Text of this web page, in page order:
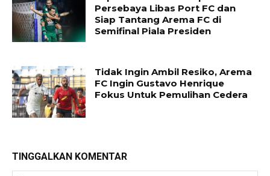
Persebaya Libas Port FC dan
Siap Tantang Arema FC di
Semifinal Piala Presiden
Tidak Ingin Ambil Resiko, Arema
FC Ingin Gustavo Henrique
Fokus Untuk Pemulihan Cedera
TINGGALKAN KOMENTAR